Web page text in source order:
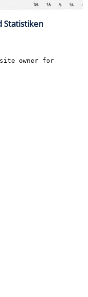
Statistiken